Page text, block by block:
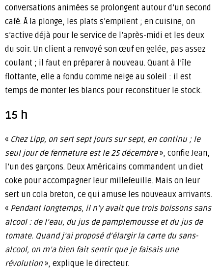
conversations animées se prolongent autour d’un second
café. À la plonge, les plats s’empilent ; en cuisine, on
s’active déjà pour le service de l’après-midi et les deux
du soir. Un client a renvoyé son œuf en gelée, pas assez
coulant ; il faut en préparer à nouveau. Quant à l’île
flottante, elle a fondu comme neige au soleil : il est
temps de monter les blancs pour reconstituer le stock.
15 h
« Chez Lipp, on sert sept jours sur sept, en continu ; le
seul jour de fermeture est le 25 décembre», confie Jean,
l’un des garçons. Deux Américains commandent un diet
coke pour accompagner leur millefeuille. Mais on leur
sert un cola breton, ce qui amuse les nouveaux arrivants.
« Pendant longtemps, il n’y avait que trois boissons sans
alcool : de l’eau, du jus de pamplemousse et du jus de
tomate. Quand j’ai proposé d’élargir la carte du sans-
alcool, on m’a bien fait sentir que je faisais une
révolution », explique le directeur.